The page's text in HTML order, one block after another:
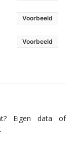
Voorbeeld
Voorbeeld
Eigen data of